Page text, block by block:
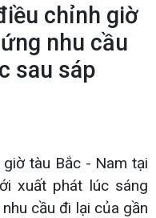
chỉnh giờ
nhu cầu
sau sáp
tàu Bắc - Nam tại
xuất phát lúc sáng
cầu đi lại của gần